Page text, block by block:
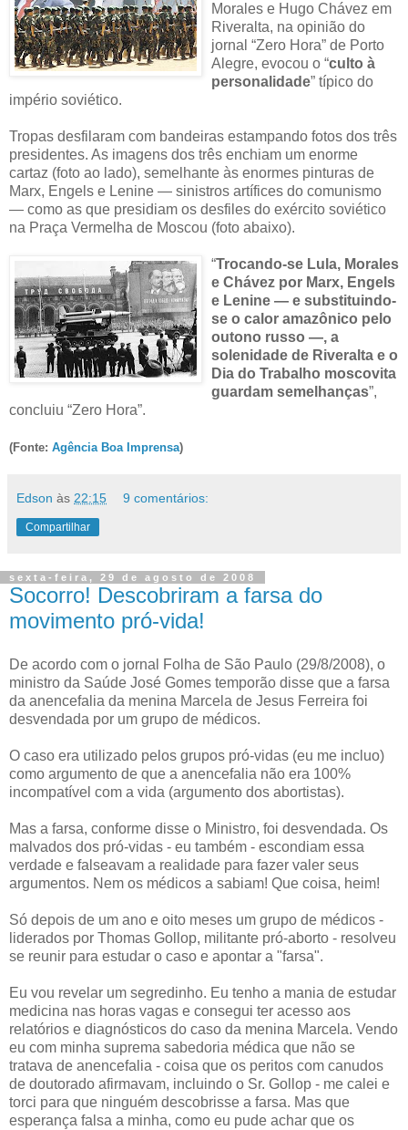
Morales e Hugo Chávez em
Riveralta, na opinião do
jornal “Zero Hora” de Porto
Alegre, evocou o “culto à
personalidade” típico do
império soviético.
Tropas desfilaram com bandeiras estampando fotos dos três
presidentes. As imagens dos três enchiam um enorme
cartaz (foto ao lado), semelhante às enormes pinturas de
Marx, Engels e Lenine — sinistros artífices do comunismo
— como as que presidiam os desfiles do exército soviético
na Praça Vermelha de Moscou (foto abaixo).
“Trocando-se Lula, Morales
e Chávez por Marx, Engels
e Lenine — e substituindo-
se o calor amazônico pelo
outono russo —, a
solenidade de Riveralta e o
Dia do Trabalho moscovita
guardam semelhanças”,
concluiu “Zero Hora”.
(Fonte: Agência Boa Imprensa)
Edson às 22:15 9 comentários:
Compartilhar
sexta-feira, 29 de agosto de 2008
Socorro! Descobriram a farsa do
movimento pró-vida!
De acordo com o jornal Folha de São Paulo (29/8/2008), o
ministro da Saúde José Gomes temporão disse que a farsa
da anencefalia da menina Marcela de Jesus Ferreira foi
desvendada por um grupo de médicos.
O caso era utilizado pelos grupos pró-vidas (eu me incluo)
como argumento de que a anencefalia não era 100%
incompatível com a vida (argumento dos abortistas).
Mas a farsa, conforme disse o Ministro, foi desvendada. Os
malvados dos pró-vidas - eu também - escondiam essa
verdade e falseavam a realidade para fazer valer seus
argumentos. Nem os médicos a sabiam! Que coisa, heim!
Só depois de um ano e oito meses um grupo de médicos -
liderados por Thomas Gollop, militante pró-aborto - resolveu
se reunir para estudar o caso e apontar a "farsa".
Eu vou revelar um segredinho. Eu tenho a mania de estudar
medicina nas horas vagas e consegui ter acesso aos
relatórios e diagnósticos do caso da menina Marcela. Vendo
eu com minha suprema sabedoria médica que não se
tratava de anencefalia - coisa que os peritos com canudos
de doutorado afirmavam, incluindo o Sr. Gollop - me calei e
torci para que ninguém descobrisse a farsa. Mas que
esperança falsa a minha, como eu pude achar que os